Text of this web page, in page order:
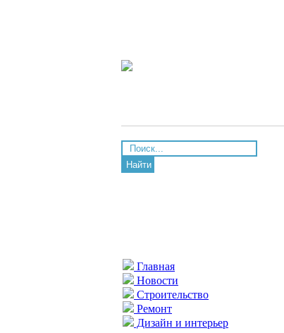
Найти
Главная
Новости
Строительство
Ремонт
Дизайн и интерьер